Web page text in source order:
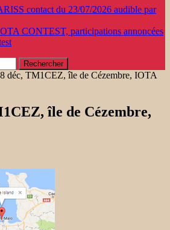
contact du 23/07/2026 audible par
CONTEST, participations annoncées
déc, TM1CEZ, île de Cézembre, IOTA
île de Cézembre,